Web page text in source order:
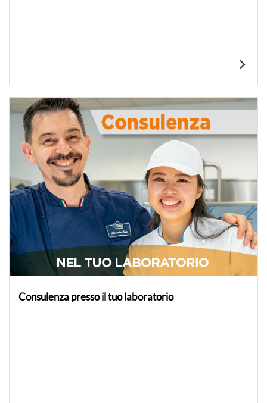
Consulenza presso il tuo laboratorio